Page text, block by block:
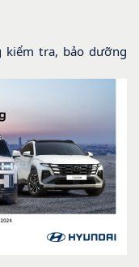
kiểm tra, bảo dưỡng
Lâm triển khai
“SỐC” với nhiều